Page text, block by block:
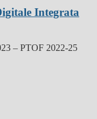
Integrata
– PTOF 2022-25